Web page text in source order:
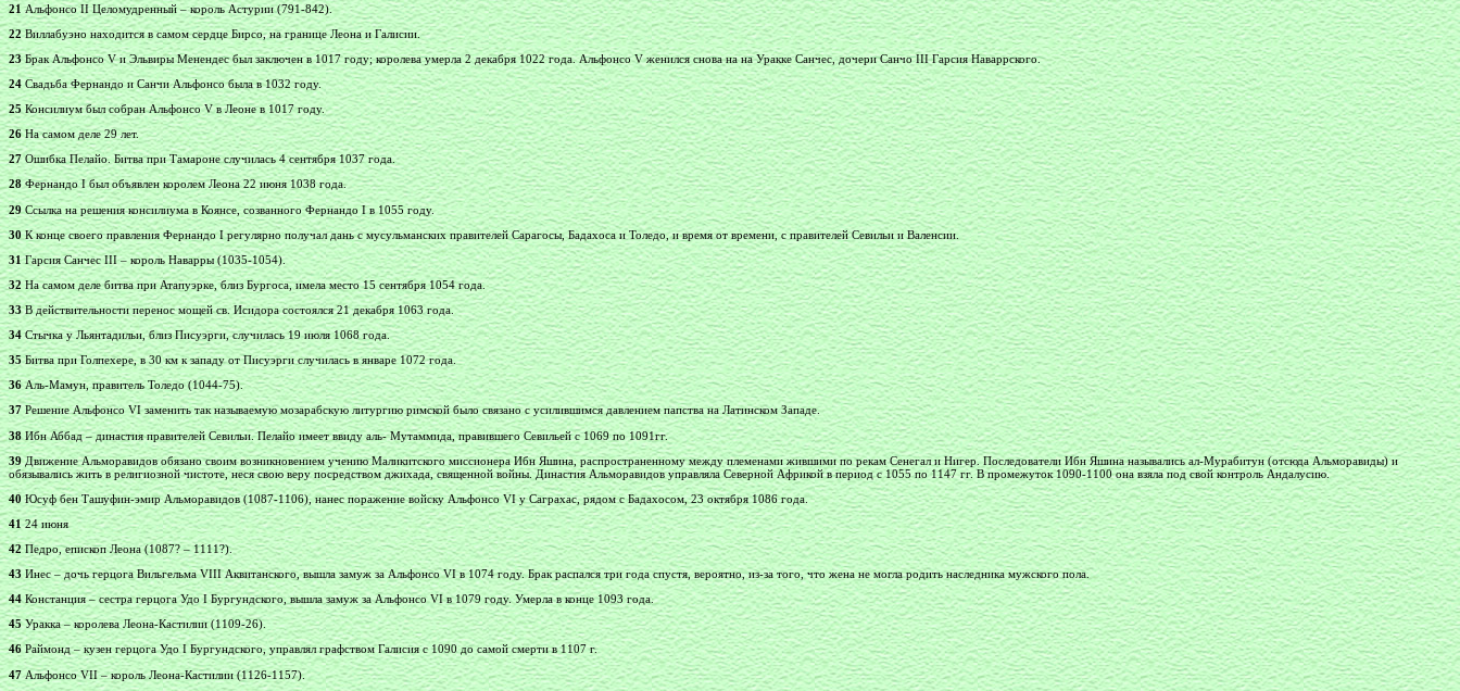
21 Альфонсо II Целомудренный – король Астурии (791-842).
22Виллабуэно находится в самом сердце Бирсо, на границе Леона и Галисии.
23Брак Альфонсо V и Эльвиры Менендес был заключен в 1017 году; королева умерла 2 декабря 1022 года. Альфонсо V женился снова на на Уракке Санчес, дочери Санчо III Гарсия Наваррского.
24Свадьба Фернандо и Санчи Альфонсо была в 1032 году.
25 Консилиум был собран Альфонсо V в Леоне в 1017 году.
26На самом деле 29 лет.
27Ошибка Пелайо. Битва при Тамароне случилась 4 сентября 1037 года.
28Фернандо I был объявлен королем Леона 22 июня 1038 года.
29Ссылка на решения консилиума в Коянсе, созванного Фернандо I в 1055 году.
30К конце своего правления Фернандо I регулярно получал дань с мусульманских правителей Сарагосы, Бадахоса и Толедо, и время от времени, с правителей Севильи и Валенсии.
31Гарсия Санчес III – король Наварры (1035-1054).
32 На самом деле битва при Атапуэрке, близ Бургоса, имела место 15 сентября 1054 года.
33В действительности перенос мощей св. Исидора состоялся 21 декабря 1063 года.
34Стычка у Льянтадильи, близ Писуэрги, случилась 19 июля 1068 года.
35Битва при Голпехере, в 30 км к западу от Писуэрги случилась в январе 1072 года.
36Аль-Мамун, правитель Толедо (1044-75).
37Решение Альфонсо VI заменить так называемую мозарабскую литургию римской было связано с усилившимся давлением папства на Латинском Западе.
38Ибн Аббад – династия правителей Севильи. Пелайо имеет ввиду аль- Мутаммида, правившего Севильей с 1069 по 1091гг.
39Движение Альморавидов обязано своим возникновением учению Маликитского миссионера Ибн Яшина, распространенному между племенами жившими по рекам Сенегал и Нигер. Последователи Ибн Яшина назывались ал-Мурабитун (отсюда Альморавиды) и
обязывались жить в религиозной чистоте, неся свою веру посредством джихада, священной войны. Династия Альморавидов управляла Северной Африкой в период с 1055 по 1147 гг. В промежуток 1090-1100 она взяла под свой контроль Андалусию.
40 Юсуф бен Ташуфин-эмир Альморавидов (1087-1106), нанес поражение войску Альфонсо VI у Саграхас, рядом с Бадахосом, 23 октября 1086 года.
4124 июня
42Педро, епископ Леона (1087? – 1111?).
43Инес – дочь герцога Вильгельма VIII Аквитанского, вышла замуж за Альфонсо VI в 1074 году. Брак распался три года спустя, вероятно, из-за того, что жена не могла родить наследника мужского пола.
44Констанция – сестра герцога Удо I Бургундского, вышла замуж за Альфонсо VI в 1079 году. Умерла в конце 1093 года.
45Уракка – королева Леона-Кастилии (1109-26).
46Раймонд – кузен герцога Удо I Бургундского, управлял графством Галисия с 1090 до самой смерти в 1107 г.
47Альфонсо VII – король Леона-Кастилии (1126-1157).